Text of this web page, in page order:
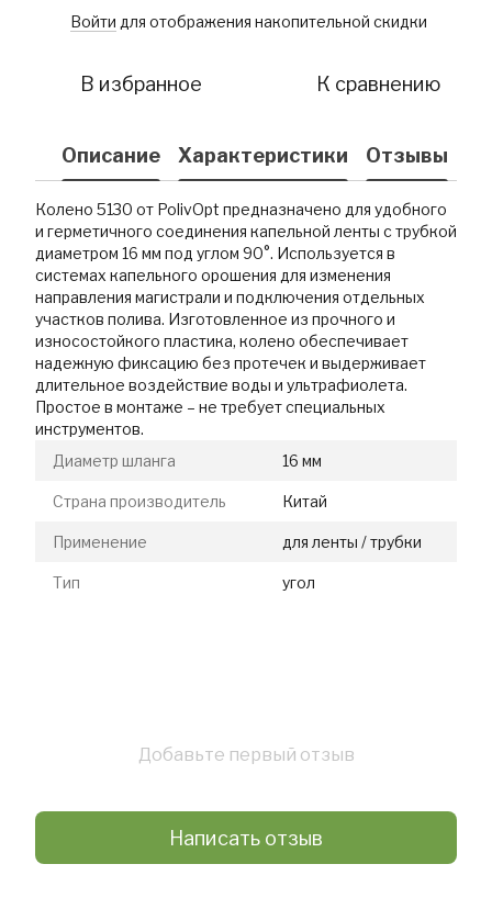
Войти для отображения накопительной скидки
В избранное К сравнению
Описание Характеристики Отзывы
Колено 5130 от PolivOpt предназначено для удобного
и герметичного соединения капельной ленты с трубкой
диаметром 16 мм под углом 90°. Используется в
системах капельного орошения для изменения
направления магистрали и подключения отдельных
участков полива. Изготовленное из прочного и
износостойкого пластика, колено обеспечивает
надежную фиксацию без протечек и выдерживает
длительное воздействие воды и ультрафиолета.
Простое в монтаже – не требует специальных
инструментов.
Диаметр шланга
16 мм
Страна производитель Китай
Применение для ленты / трубки
Тип угол
Добавьте первый отзыв
Написать отзыв